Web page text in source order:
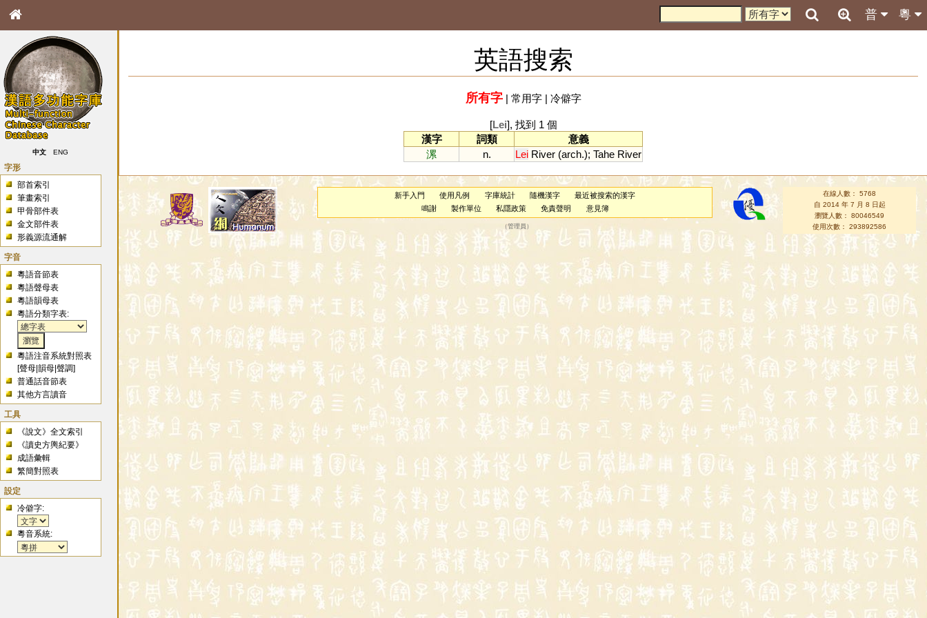
粵
普
中文 ENG
字形
部首索引
筆畫索引
甲骨部件表
金文部件表
形義源流通解
字音
粵語音節表
粵語聲母表
粵語韻母表
粵語分類字表:
粵語注音系統對照表
[聲母 |韻母 |聲調]
普通話音節表
其他方言讀音
工具
《說文》全文索引
《讀史方輿紀要》
成語彙輯
繁簡對照表
設定
冷僻字:
粵音系統:
英語搜索
所有字| 常用字| 冷僻字
[Lei], 找到 1 個
漢字
詞類
意義
漯
n. Lei River (arch.); Tahe River
新手入門 使用凡例 字庫統計 隨機漢字
最近被搜索的漢字
鳴謝
製作單位 私隱政策 免責聲明 意見簿
（管理員 ）
在線人數： 5768
自 2014 年 7 月 8 日起
瀏覽人數： 80046549
使用次數： 293892586